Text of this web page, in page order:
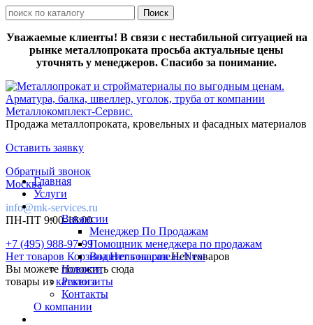
Уважаемые клиенты! В связи с нестабильной ситуацией на
рынке металлопроката просьба актуальные цены
уточнять у менеджеров. Спасибо за понимание.
Продажа металлопроката, кровельных и фасадных материалов
Оставить заявку
Обратный звонок
Москва
info@mk-services.ru
ПН-ПТ 9:00-18:00
+7 (495) 988-97-99
Нет товаров КорзинаНет товаровНет товаров
Вы можете положить сюда
товары изкаталога
Главная
Услуги
Вакансии
Менеджер По Продажам
Помощник менеджера по продажам
Водитель на газель Next
Новости
Реквизиты
Контакты
О компании